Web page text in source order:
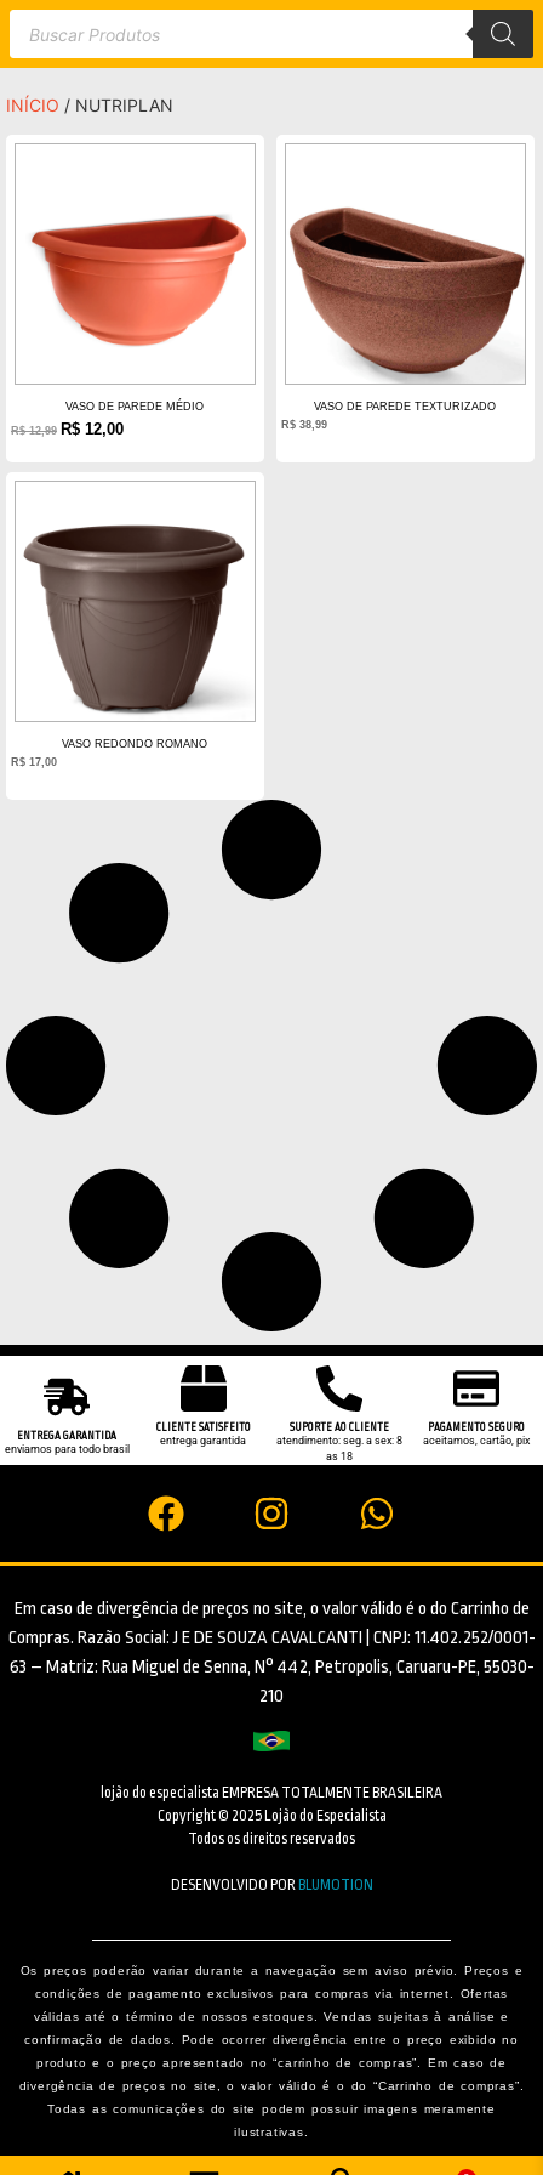
INÍCIO / NUTRIPLAN
VASO DE PAREDE MÉDIO
R$12,99 R$ 12,00
VASO DE PAREDE TEXTURIZADO
R$ 38,99
VASO REDONDO ROMANO
R$ 17,00
ENTREGA GARANTIDA
enviamos para todo brasil
CLIENTE SATISFEITO
entrega garantida
SUPORTE AO CLIENTE
atendimento: seg. a sex: 8
as 18
PAGAMENTO SEGURO
aceitamos, cartão, pix
Em caso de divergência de preços no site, o valor válido é o do Carrinho de
Compras. Razão Social: J E DE SOUZA CAVALCANTI | CNPJ: 11.402.252/0001-
63 – Matriz: Rua Miguel de Senna, N° 442, Petropolis, Caruaru-PE, 55030-
210
lojão do especialista EMPRESA TOTALMENTE BRASILEIRA
Copyright © 2025 Lojão do Especialista
Todos os direitos reservados
DESENVOLVIDO POR BLUMOTION
Os preços poderão variar durante a navegação sem aviso prévio. Preços e
condições de pagamento exclusivos para compras via internet. Ofertas
válidas até o término de nossos estoques. Vendas sujeitas à análise e
confirmação de dados. Pode ocorrer divergência entre o preço exibido no
produto e o preço apresentado no “carrinho de compras”. Em caso de
divergência de preços no site, o valor válido é o do “Carrinho de compras”.
Todas as comunicações do site podem possuir imagens meramente
ilustrativas.